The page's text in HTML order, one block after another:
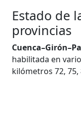
Estado de
provincias
habilitada en
kilómetros 72, 75,